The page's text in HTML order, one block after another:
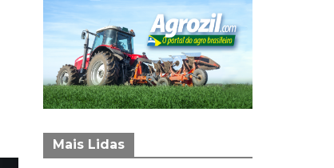
Mais Lidas